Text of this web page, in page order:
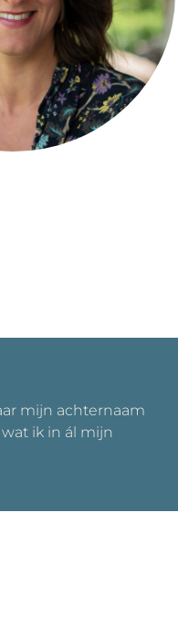
mijn achternaam
ik in ál mijn